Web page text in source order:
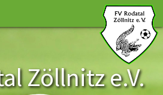
Zöllnitz e.V.